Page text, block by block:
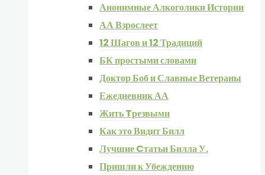
Анонимные Алкоголики Истории
АА Взрослеет
12 Шагов и 12 Традиций
БК простыми словами
Доктор Боб и Славные Ветераны
Ежедневник АА
Жить Tрезвыми
Как это Видит Билл
Лучшие Cтатьи Билла У.
Пришли к Убеждению